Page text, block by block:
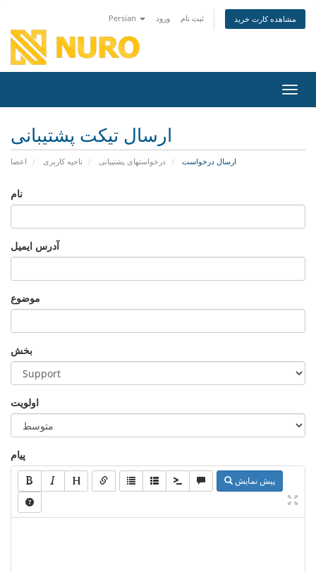
Persian ورود ثبت نام مشاهده کارت خرید
ارسال تیکت پشتیبانی
اعضا ناحیه کاربری درخواستهای پشتیبانی ارسال درخواست
نام
آدرس ایمیل
موضوع
بخش
اولویت
پیام
پیش نمایش